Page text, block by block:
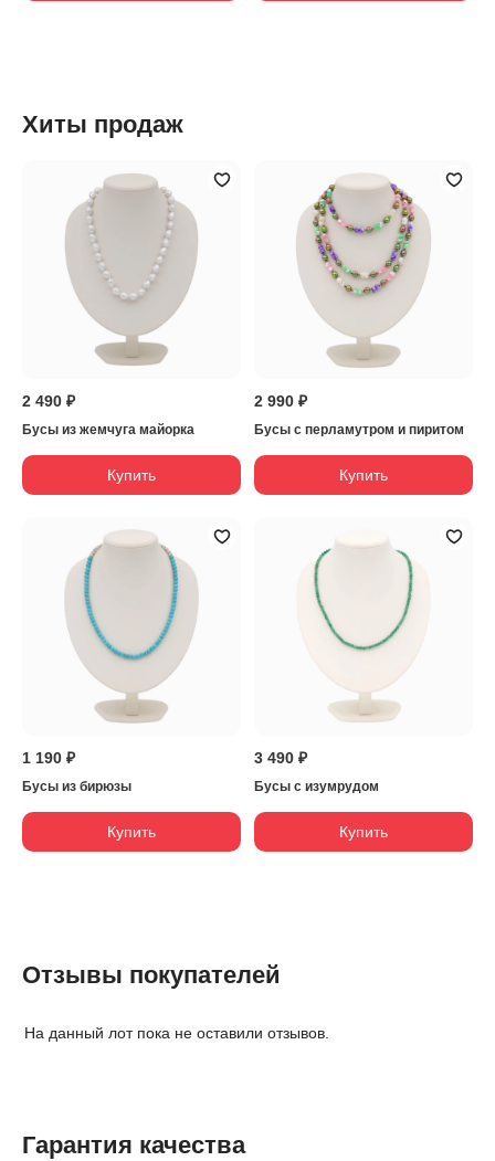
Хиты продаж
2 490 ₽
Бусы из жемчуга майорка
Купить
2 990 ₽
Бусы с перламутром и пиритом
Купить
1 190 ₽
Бусы из бирюзы
Купить
3 490 ₽
Бусы с изумрудом
Купить
Отзывы покупателей
На данный лот пока не оставили отзывов.
Гарантия качества